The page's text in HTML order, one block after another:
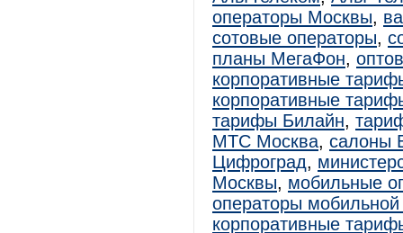
операторы Москвы,
сотовые операторы,
планы МегаФон,
корпоративные
корпоративные
тарифы Билайн,
МТС Москва, салоны
Цифроград,
Москвы, мобильные
операторы мобильной
корпоративные